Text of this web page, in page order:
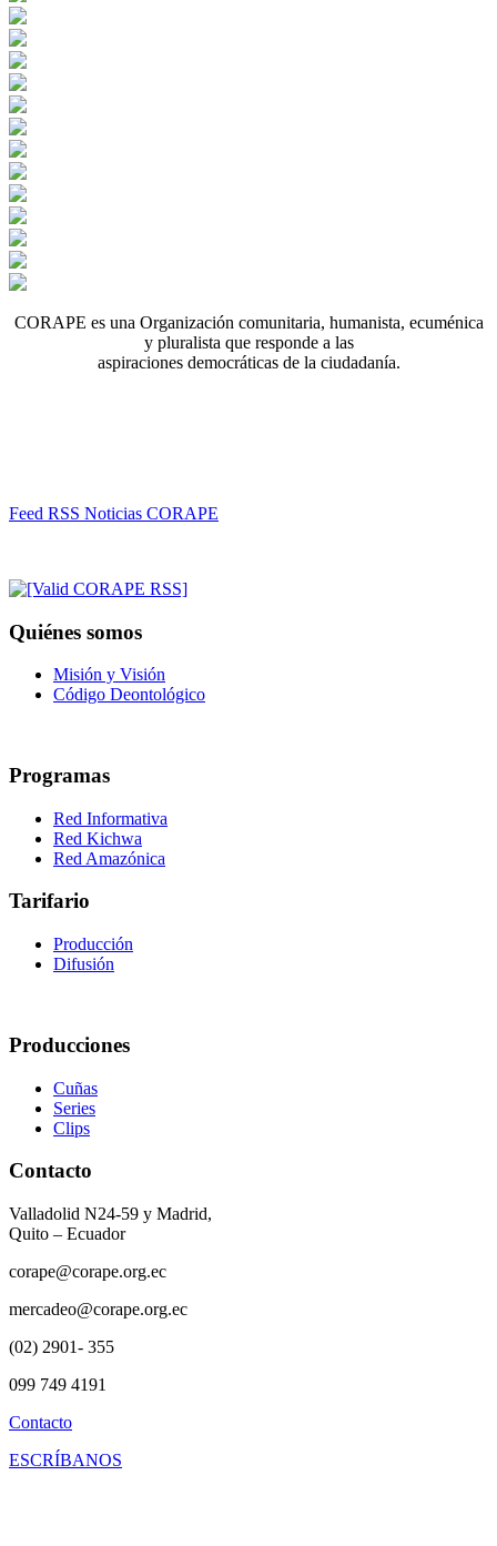
CORAPE es una Organización comunitaria, humanista, ecuménica
y pluralista que responde a las
aspiraciones democráticas de la ciudadanía.
Feed RSS Noticias CORAPE
Quiénes somos
Misión y Visión
Código Deontológico
Programas
Red Informativa
Red Kichwa
Red Amazónica
Tarifario
Producción
Difusión
Producciones
Cuñas
Series
Clips
Contacto
Valladolid N24-59 y Madrid,
Quito – Ecuador
corape@corape.org.ec
mercadeo@corape.org.ec
(02) 2901- 355
099 749 4191
Contacto
ESCRÍBANOS